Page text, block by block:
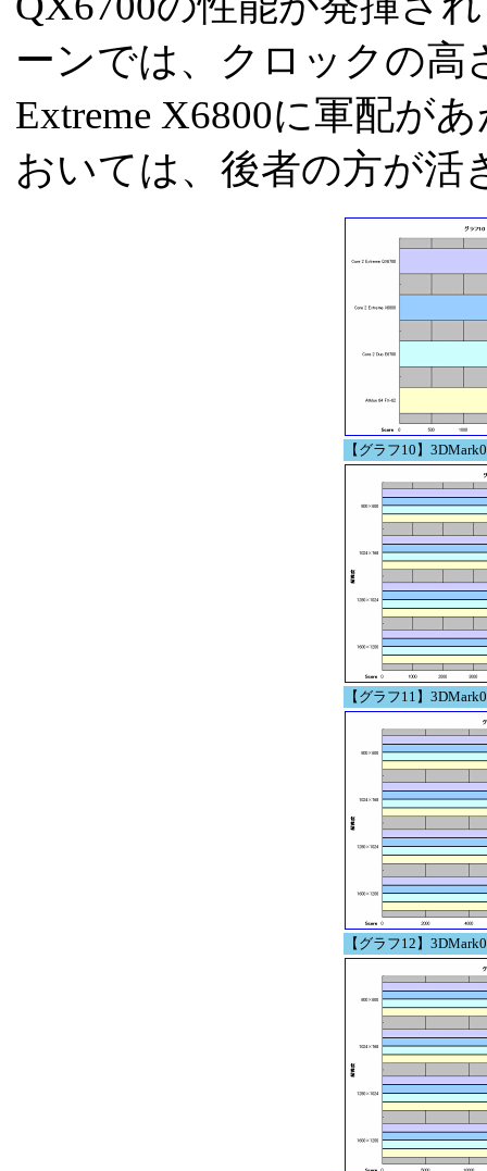
ーンでは、クロックの高
Extreme X6800に軍配が
おいては、後者の方が活
【グラフ10】
【グラフ11】
【グラフ12】